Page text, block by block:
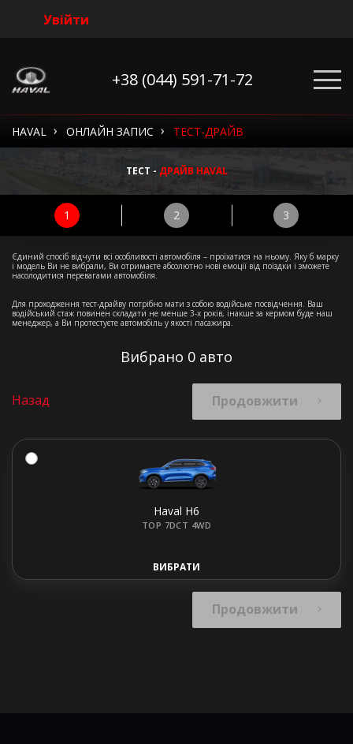
Увійти
+38 (044) 591-71-72
HAVAL › ОНЛАЙН ЗАПИС › ТЕСТ-ДРАЙВ
ТЕСТ - ДРАЙВ HAVAL
1 2 3
Єдиний спосіб відчути всі особливості автомобіля – проїхатися на ньому. Яку б марку
і модель Ви не вибрали, Ви отримаєте абсолютно нові емоції від поїздки і зможете
насолодитися перевагами автомобіля.
Для проходження тест-драйву потрібно мати з собою водійське посвідчення. Ваш
водійський стаж повинен складати не менше 3-х років, інакше за кермом буде наш
менеджер, а Ви протестуєте автомобіль у якості пасажира.
Вибрано 0 авто
Назад Продовжити
Haval H6
TOP 7DCT 4WD
ВИБРАТИ
Продовжити